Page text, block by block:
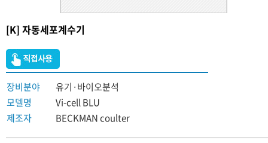
[K] 자동세포계수기
장비분야
유기·바이오분석
모델명
Vi-cell BLU
제조자
BECKMAN coulter